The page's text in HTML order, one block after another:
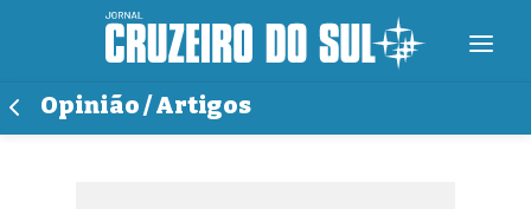
Opinião / Artigos